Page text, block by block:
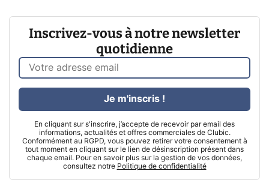
Inscrivez-vous à notre newsletter
quotidienne
En cliquant sur s'inscrire, j’accepte de recevoir par email des
informations, actualités et offres commerciales de Clubic.
Conformément au RGPD, vous pouvez retirer votre consentement à
tout moment en cliquant sur le lien de désinscription présent dans
chaque email. Pour en savoir plus sur la gestion de vos données,
consultez notre Politique de confidentialité
Je m'inscris !